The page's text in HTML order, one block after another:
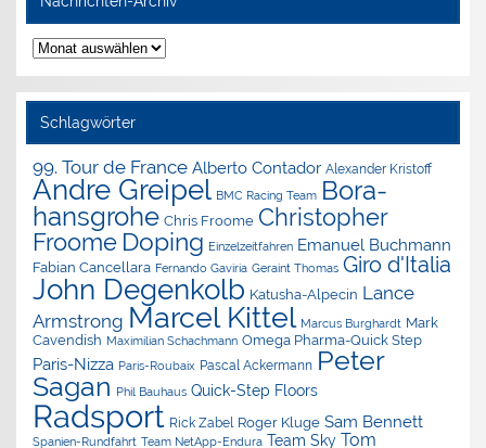
Nachrichten-
Archiv
Schlagwörter
99. Tour de France Alberto Contador Alexander Kristoff
Andre Greipel BMC Racing Team Bora-
hansgrohe Chris Froome Christopher
Froome Doping Einzelzeitfahren Emanuel Buchmann
Fabian Cancellara Fernando Gaviria Geraint Thomas Giro d'Italia
John Degenkolb Katusha-Alpecin Lance
Armstrong Marcel Kittel Marcus Burghardt Mark
Cavendish Maximilian Schachmann Omega Pharma-Quick Step
Paris-Nizza Paris-Roubaix Pascal Ackermann Peter
Sagan Phil Bauhaus Quick-Step Floors
Radsport Rick Zabel Roger Kluge Sam Bennett
Spanien-Rundfahrt Team NetApp-Endura Team Sky Tom